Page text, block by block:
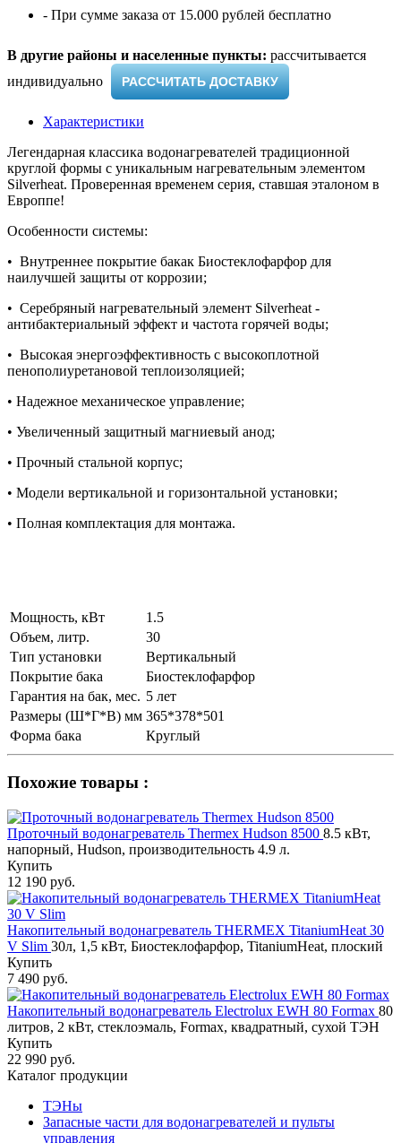
- При сумме заказа от 15.000 рублей бесплатно
В другие районы и населенные пункты: рассчитывается
индивидуально ​
РАССЧИТАТЬ ДОСТАВКУ
Характеристики
Легендарная классика водонагревателей традиционной
круглой формы с уникальным нагревательным элементом
Silverheat. Проверенная временем серия, ставшая эталоном в
Европпе!
Особенности системы:
• Внутреннее покрытие бакак Биостеклофарфор для
наилучшей защиты от коррозии;
• Серебряный нагревательный элемент Silverheat -
антибактериальный эффект и частота горячей воды;
• Высокая энергоэффективность с высокоплотной
пенополиуретановой теплоизоляцией;
• Надежное механическое управление;
• Увеличенный защитный магниевый анод;
• Прочный стальной корпус;
• Модели вертикальной и горизонтальной установки;
• Полная комплектация для монтажа.
Мощность, кВт
1.5
Объем, литр.
30
Тип установки
Вертикальный
Покрытие бака
Биостеклофарфор
Гарантия на бак, мес. 5 лет
Размеры (Ш*Г*В) мм 365*378*501
Форма бака
Круглый
Похожие товары :
Проточный водонагреватель Thermex Hudson 8500 8.5 кВт,
напорный, Hudson, производительность 4.9 л.
Купить
12 190 руб.
Накопительный водонагреватель THERMEX TitaniumHeat 30
V Slim 30л, 1,5 кВт, Биостеклофарфор, TitaniumHeat, плоский
Купить
7 490 руб.
Накопительный водонагреватель Electrolux EWH 80 Formax 80
литров, 2 кВт, стеклоэмаль, Formax, квадратный, сухой ТЭН
Купить
22 990 руб.
Каталог продукции
ТЭНы
Запасные части для водонагревателей и пульты
управления